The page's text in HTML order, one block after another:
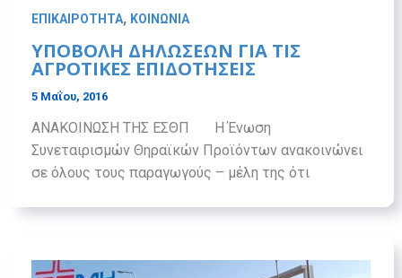
ΕΠΙΚΑΙΡΟΤΗΤΑ, ΚΟΙΝΩΝΙΑ
ΥΠΟΒΟΛΗ ΔΗΛΩΣΕΩΝ ΓΙΑ ΤΙΣ
ΑΓΡΟΤΙΚΕΣ ΕΠΙΔΟΤΗΣΕΙΣ
5 Μαΐου, 2016
ΑΝΑΚΟΙΝΩΣΗ ΤΗΣ ΕΣΘΠ Η Ένωση
Συνεταιρισμών Θηραϊκών Προϊόντων ανακοινώνει
σε όλους τους παραγωγούς – μέλη της ότι